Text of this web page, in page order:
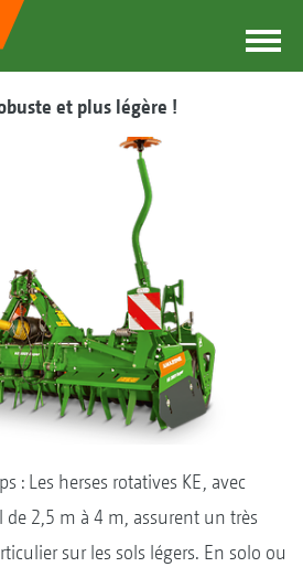
et plus légère !
: Les herses rotatives KE, avec
de 2,5 m à 4 m, assurent un très
sur les sols légers. En solo ou